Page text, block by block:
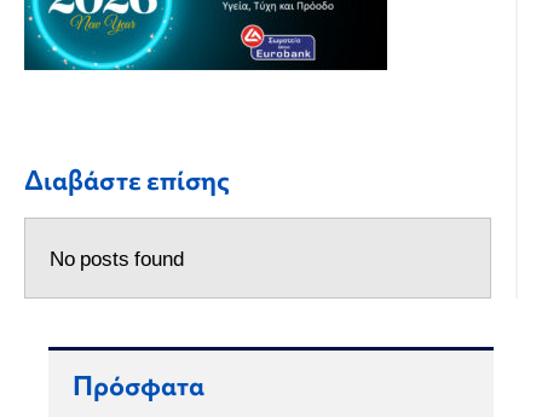
Διαβάστε επίσης
No posts found
Πρόσφατα